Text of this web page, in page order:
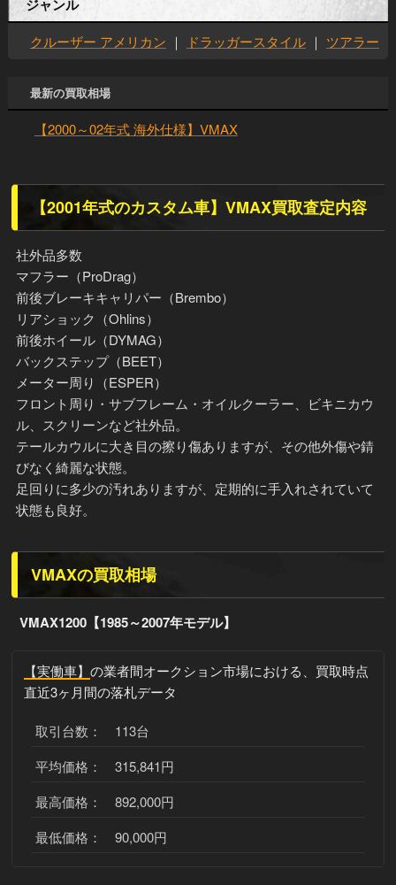
ジャンル
クルーザー アメリカン ｜ ドラッガースタイル ｜ ツアラー
最新の買取相場
【2000～02年式 海外仕様】VMAX
【2001年式のカスタム車】VMAX買取査定内容
社外品多数
マフラー（ProDrag）
前後ブレーキキャリパー（Brembo）
リアショック（Ohlins）
前後ホイール（DYMAG）
バックステップ（BEET）
メーター周り（ESPER）
フロント周り・サブフレーム・オイルクーラー、ビキニカウ
ル、スクリーンなど社外品。
テールカウルに大き目の擦り傷ありますが、その他外傷や錆
びなく綺麗な状態。
足回りに多少の汚れありますが、定期的に手入れされていて
状態も良好。
VMAXの買取相場
VMAX1200【1985～2007年モデル】
【実働車】 の業者間オークション市場における、買取時点
直近3ヶ月間の落札データ
取引台数： 113台
平均価格： 315,841円
最高価格： 892,000円
最低価格： 90,000円